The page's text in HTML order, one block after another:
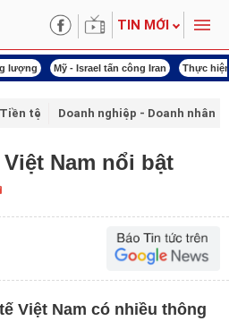
TIN MỚI
Thực hiện Nghị quyết 80 Thực hiện
tệ Doanh nghiệp - Doanh nhân
Nam nổi bật
Việt Nam có nhiều thông